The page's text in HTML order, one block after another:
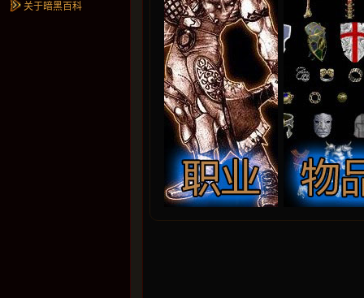
关于暗黑百科